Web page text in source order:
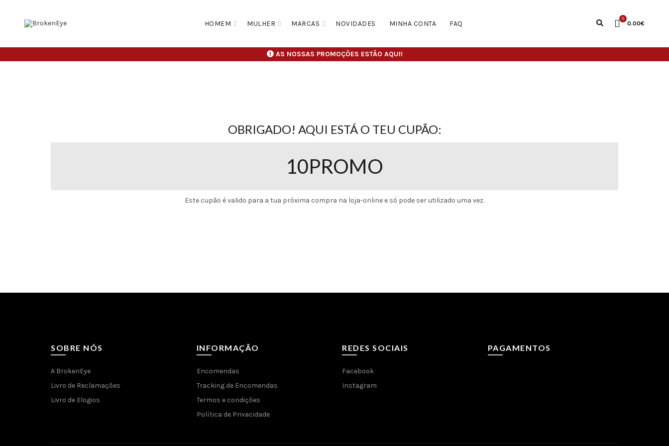
HOMEM MULHER MARCAS NOVIDADES MINHA CONTA FAQ
0
0.00€
AS NOSSAS PROMOÇÕES ESTÃO AQUI!
OBRIGADO! AQUI ESTÁ O TEU CUPÃO:
10PROMO
Este cupão é valido para a tua próxima compra na loja-online e só pode ser utilizado uma vez.
SOBRE NÓS
A BrokenEye
Livro de Reclamações
Livro de Elogios
INFORMAÇÃO
Encomendas
Tracking de Encomendas
Termos e condições
Política de Privacidade
REDES SOCIAIS
Facebook
Instagram
PAGAMENTOS